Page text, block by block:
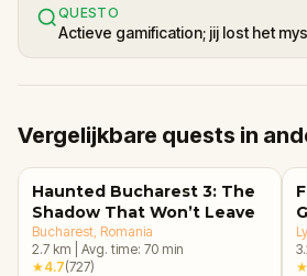
QUESTO
Actieve gamification; jij lost het
Vergelijkbare quests in
Haunted Bucharest 3: The
Shadow That Won’t Leave
Bucharest , Romania
2.7 km Avg. time: 70 min
★4.7(727)
★